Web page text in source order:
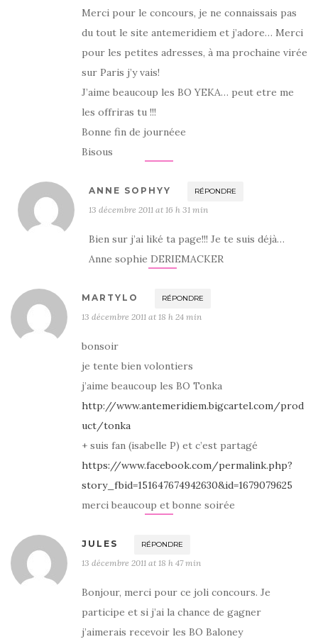
Merci pour le concours, je ne connaissais pas
du tout le site antemeridiem et j’adore… Merci
pour les petites adresses, à ma prochaine virée
sur Paris j’y vais!
J’aime beaucoup les BO YEKA… peut etre me
les offriras tu !!!
Bonne fin de journéee
Bisous
ANNE SOPHYY RÉPONDRE
13 décembre 2011 at 16 h 31 min
Bien sur j’ai liké ta page!!! Je te suis déjà…
Anne sophie DERIEMACKER
MARTYLO RÉPONDRE
13 décembre 2011 at 18 h 24 min
bonsoir
je tente bien volontiers
j’aime beaucoup les BO Tonka
http://www.antemeridiem.bigcartel.com/prod
uct/tonka
+ suis fan (isabelle P) et c’est partagé
https://www.facebook.com/permalink.php?
story_fbid=151647674942630&id=1679079625
merci beaucoup et bonne soirée
JULES RÉPONDRE
13 décembre 2011 at 18 h 47 min
Bonjour, merci pour ce joli concours. Je
participe et si j’ai la chance de gagner
j’aimerais recevoir les BO Baloney